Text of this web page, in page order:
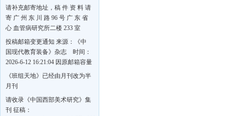
w7VFJdSWT5tem1RQ5W2sC5HRG-
S8mH75DuljrTVfVeoXxT4L0b-
Yrk7HaGd7C2w5FD7nrnLRR5Q57zsTTQ==&uniplatform=NZKPT&language=CHS
请补充邮寄地址，稿 件 资 料 请
寄 广 州 东 川 路 96 号 广 东 省
心 血管病研究所二楼 233 室
《岭南心血管病杂志》编辑部
收，
https://navi.cnki.net/knavi/detail?
BMxk-
109PkA==&uniplatform=NZKPT&language=CHS
投稿邮箱变更通知 来源：《中
国现代教育装备》杂志 时间：
2026-6-12 16:21:04 因原邮箱容量
有限，自即日起停止使用，我刊
投稿邮箱变更为 高教投稿邮
邮箱：bedu@cmee.net.cn
《班组天地》已经由月刊改为半
月刊
请收录《中国西部美术研究》集
刊 征稿：